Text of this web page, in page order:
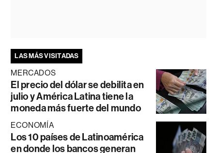
LAS MÁS VISITADAS
MERCADOS
El precio del dólar se debilita en
julio y América Latina tiene la
moneda más fuerte del mundo
ECONOMÍA
Los 10 países de Latinoamérica
en donde los bancos generan